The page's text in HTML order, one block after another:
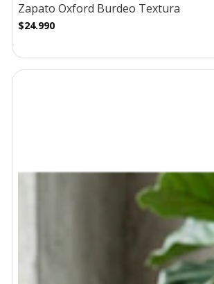
Zapato Oxford Burdeo Textura
$24.990